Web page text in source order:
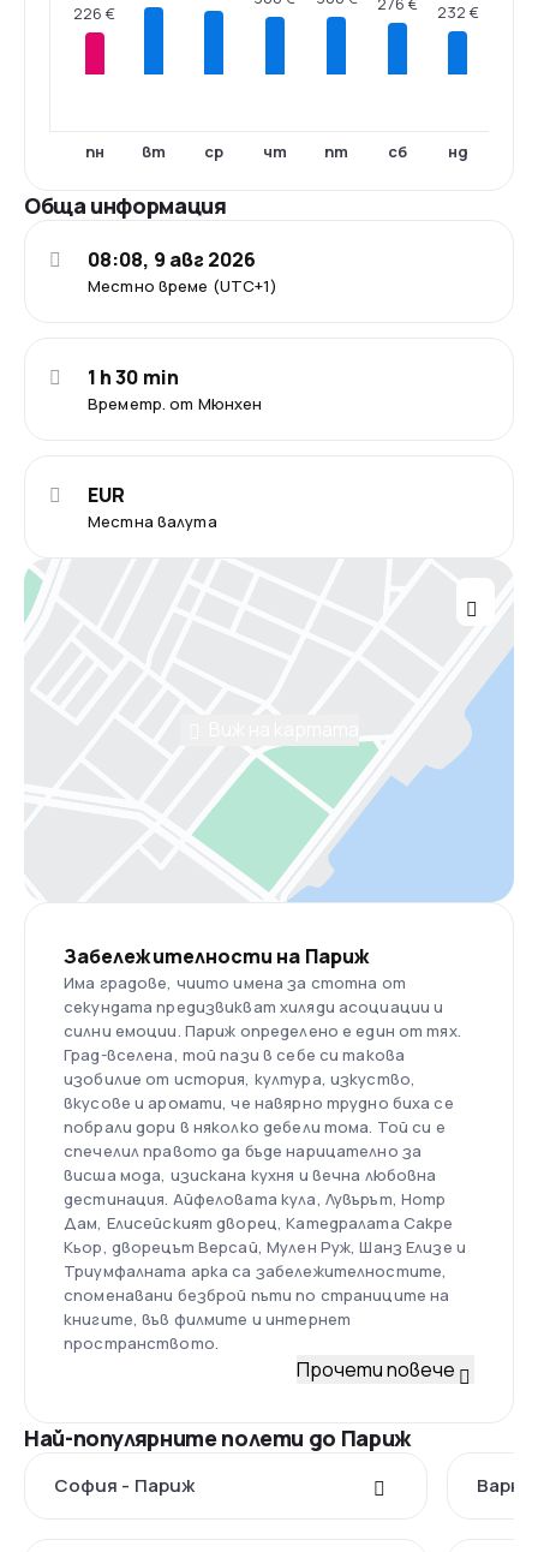
226 €
пн вт ср чт пт сб
232 €
нд
Обща информация
Местно време (UTC+1)
08:08, 9 авг 2026
Времетр. от Мюнхен
1 h 30 min
Местна валута
EUR
Забележителности на Париж
Има градове, чиито имена за стотна от
секундата предизвикват хиляди асоциации и
силни емоции. Париж определено е един от тях.
Град-вселена, той пази в себе си такова
изобилие от история, култура, изкуство,
вкусове и аромати, че навярно трудно биха се
побрали дори в няколко дебели тома. Той си е
спечелил правото да бъде нарицателно за
висша мода, изискана кухня и вечна любовна
дестинация. Айфеловата кула, Лувърът, Нотр
Дам, Елисейският дворец, Катедралата Сакре
Кьор, дворецът Версай, Мулен Руж, Шанз Елизе и
Триумфалната арка са забележителностите,
споменавани безброй пъти по страниците на
книгите, във филмите и интернет
пространството.
Прочети повече
Най-популярните полети до Париж
София - Париж